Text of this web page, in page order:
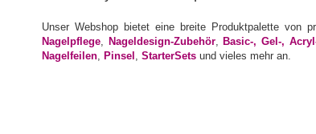
Unser Webshop bietet eine breite Produktpalette von
Nagelpflege, Nageldesign-Zubehör, Basic-, Gel-,
Nagelfeilen, Pinsel , StarterSets und vieles mehr an.